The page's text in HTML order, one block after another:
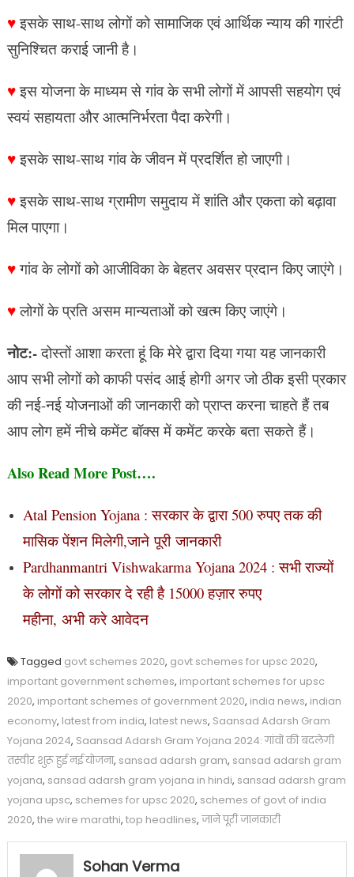
♥इसके साथ-साथ लोगों को सामाजिक एवं आर्थिक न्याय की गारंटी
सुनिश्चित कराई जानी है।
♥इस योजना के माध्यम से गांव के सभी लोगों में आपसी सहयोग एवं
स्वयं सहायता और आत्मनिर्भरता पैदा करेगी।
♥इसके साथ-साथ गांव के जीवन में प्रदर्शित हो जाएगी।
♥इसके साथ-साथ ग्रामीण समुदाय में शांति और एकता को बढ़ावा
मिल पाएगा।
♥गांव के लोगों को आजीविका के बेहतर अवसर प्रदान किए जाएंगे।
♥लोगों के प्रति असम मान्यताओं को खत्म किए जाएंगे।
नोट:-दोस्तों आशा करता हूं कि मेरे द्वारा दिया गया यह जानकारी
आप सभी लोगों को काफी पसंद आई होगी अगर जो ठीक इसी प्रकार
की नई-नई योजनाओं की जानकारी को प्राप्त करना चाहते हैं तब
आप लोग हमें नीचे कमेंट बॉक्स में कमेंट करके बता सकते हैं।
Also Read More Post….
Atal Pension Yojana : सरकार के द्वारा 500 रुपए तक की
मासिक पेंशन मिलेगी,जाने पूरी जानकारी
Pardhanmantri Vishwakarma Yojana 2024 : सभी राज्यों
के लोगों को सरकार दे रही है 15000 हज़ार रुपए
महीना, अभी करे आवेदन
Tagged govt schemes 2020, govt schemes for upsc 2020,
important government schemes, important schemes for upsc
2020, important schemes of government 2020, india news, indian
economy, latest from india, latest news, Saansad Adarsh Gram
Yojana 2024, Saansad Adarsh Gram Yojana 2024: गांवों की बदलेगी
तस्वीर शुरू हुई नई योजना, sansad adarsh gram, sansad adarsh gram
yojana, sansad adarsh gram yojana in hindi, sansad adarsh gram
yojana upsc, schemes for upsc 2020, schemes of govt of india
2020, the wire marathi, top headlines, जाने पूरी जानकारी
Sohan Verma